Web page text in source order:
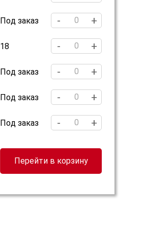
Под заказ - +
18 - +
Под заказ - +
Под заказ - +
Под заказ - +
Перейти в корзину